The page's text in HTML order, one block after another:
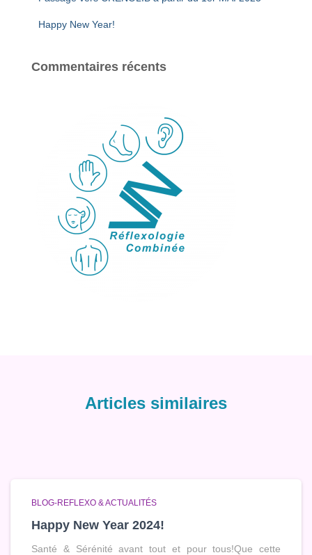
Happy New Year!
Commentaires récents
Articles similaires
BLOG-REFLEXO & ACTUALITÉS
Happy New Year 2024!
Santé & Sérénité avant tout et pour tous!Que cette